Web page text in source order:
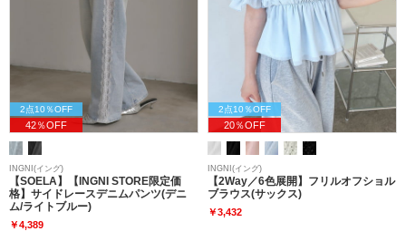
2点10％OFF
42％OFF
INGNI(イング)
【SOELA】【INGNI STORE限定価
格】サイドレースデニムパンツ(デニ
ム/ライトブルー)
￥4,389
2点10％OFF
20％OFF
INGNI(イング)
【2Way／6色展開】フリルオフショル
ブラウス(サックス)
￥3,432